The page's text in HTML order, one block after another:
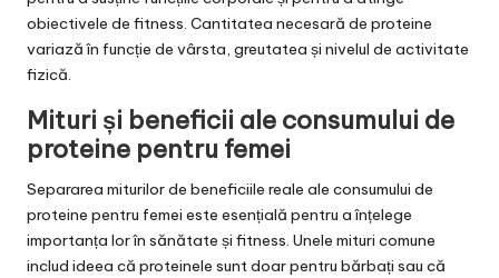
obiectivele de fitness. Cantitatea necesară de proteine
variază în funcție de vârsta, greutatea și nivelul de activitate
fizică.
Mituri și beneficii ale consumului de
proteine pentru femei
Separarea miturilor de beneficiile reale ale consumului de
proteine pentru femei este esențială pentru a înțelege
importanța lor în sănătate și fitness. Unele mituri comune
includ ideea că proteinele sunt doar pentru bărbați sau că